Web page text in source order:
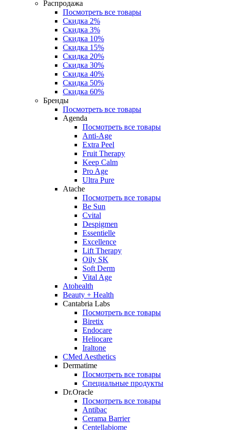
Распродажа
Посмотреть все товары
Скидка 2%
Скидка 3%
Скидка 10%
Скидка 15%
Скидка 20%
Скидка 30%
Скидка 40%
Скидка 50%
Скидка 60%
Бренды
Посмотреть все товары
Agenda
Посмотреть все товары
Anti‑Age
Extra Peel
Fruit Therapy
Keep Calm
Pro Age
Ultra Pure
Atache
Посмотреть все товары
Be Sun
Cvital
Despigmen
Essentielle
Excellence
Lift Therapy
Oily SK
Soft Derm
Vital Age
Atohealth
Beauty + Health
Cantabria Labs
Посмотреть все товары
Biretix
Endocare
Heliocare
Iraltone
CMed Aesthetics
Dermatime
Посмотреть все товары
Специальные продукты
Dr.Oracle
Посмотреть все товары
Antibac
Cerama Barrier
Centellabiome